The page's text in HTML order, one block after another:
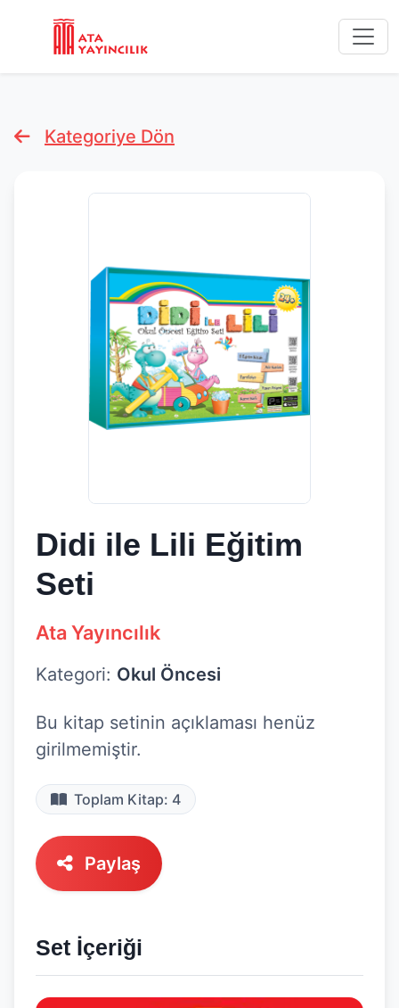
Kategoriye Dön
Didi ile Lili Eğitim
Seti
Ata Yayıncılık
Kategori: Okul Öncesi
Bu kitap setinin açıklaması henüz
girilmemiştir.
Toplam Kitap: 4
Paylaş
Set İçeriği